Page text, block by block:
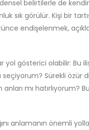
belirtilerle de
sık görülür. Kişi bir
endişelenmek,
yol gösterici olabilir: Bu
seçiyorum? Sürekli
mı hatırlıyorum?
anlamanın önemli